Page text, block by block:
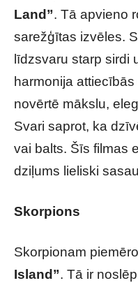
Land”. Tā apvieno
sarežģītas izvēles.
līdzsvaru starp sirdi
harmonija
novērtē mākslu,
Svari saprot, ka
vai balts. Šīs filmas
dziļums lieliski
Skorpions
Skorpionam
Island”. Tā ir